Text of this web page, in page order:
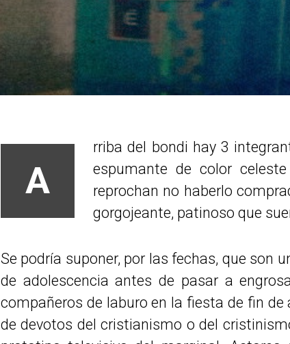
A
rriba del bondi hay 3
espumante de color
reprochan no haberlo
gorgojeante, patinoso que
Se podría suponer, por las fechas, que son
de adolescencia antes de pasar a
compañeros de laburo en lafiesta de fin de
de devotos del cristianismo o del